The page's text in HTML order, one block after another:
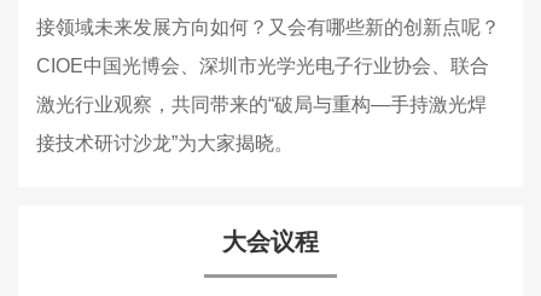
接领域未来发展方向如何？又会有哪些新的创新点呢？
CIOE中国光博会、深圳市光学光电子行业协会、联合
激光行业观察，共同带来的“破局与重构—手持激光焊
接技术研讨沙龙”为大家揭晓。
大会议程